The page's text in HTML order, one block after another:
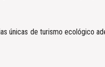
únicas de turismo ecológico